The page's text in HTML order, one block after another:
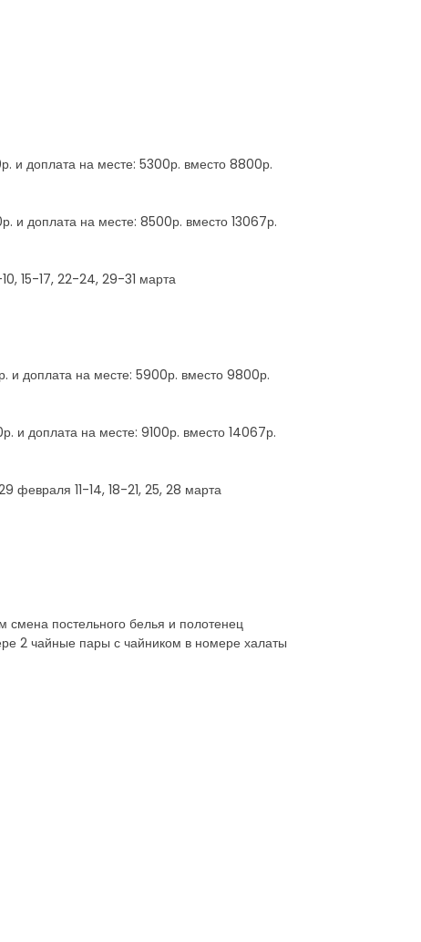
и доплата на месте: 5300р. вместо 8800р.
и доплата на месте: 8500р. вместо 13067р.
15-17, 22-24, 29-31 марта
и доплата на месте: 5900р. вместо 9800р.
и доплата на месте: 9100р. вместо 14067р.
февраля 11-14, 18-21, 25, 28 марта
смена постельного белья и полотенец
2 чайные пары с чайником в номере халаты